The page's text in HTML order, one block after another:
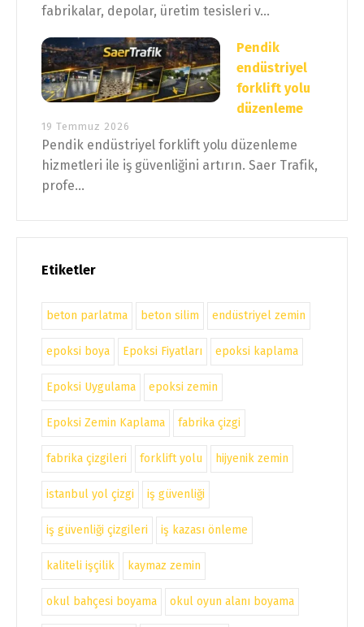
fabrikalar, depolar, üretim tesisleri v...
Pendik
endüstriyel
forklift yolu
düzenleme
19 Temmuz 2026
Pendik endüstriyel forklift yolu düzenleme
hizmetleri ile iş güvenliğini artırın. Saer Trafik,
profe...
Etiketler
beton parlatma beton silim endüstriyel zemin
epoksi boya Epoksi Fiyatları epoksi kaplama
Epoksi Uygulama epoksi zemin
Epoksi Zemin Kaplama fabrika çizgi
fabrika çizgileri forklift yolu hijyenik zemin
istanbul yol çizgi iş güvenliği
iş güvenliği çizgileri iş kazası önleme
kaliteli işçilik kaymaz zemin
okul bahçesi boyama okul oyun alanı boyama